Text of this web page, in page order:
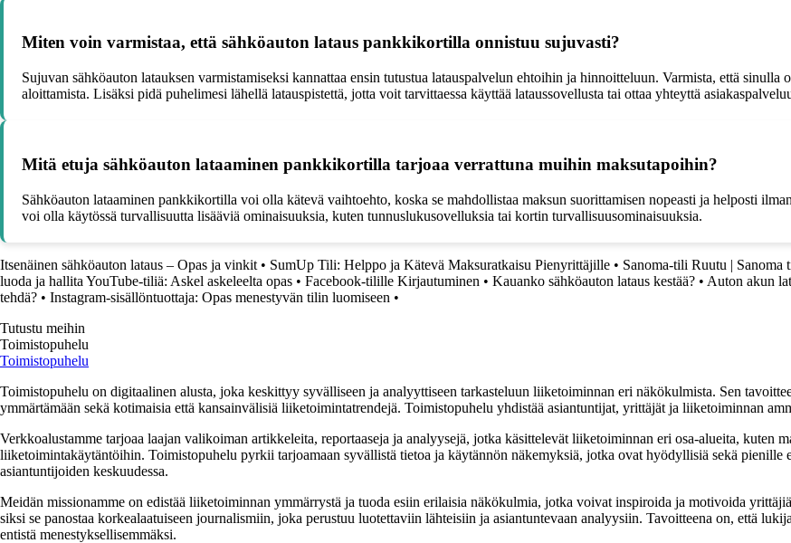
Miten voin varmistaa, että sähköauton lataus pankkikortilla onnistuu sujuvasti?
Sujuvan sähköauton latauksen varmistamiseksi kannattaa ensin tutustua latauspalvelun ehtoihin ja hinnoitteluun. Varmista, että
aloittamista. Lisäksi pidä puhelimesi lähellä latauspistettä, jotta voit tarvittaessa käyttää lataussovellusta tai ottaa yhteyttä
Mitä etuja sähköauton lataaminen pankkikortilla tarjoaa verrattuna muihin maksutapoihin?
Sähköauton lataaminen pankkikortilla voi olla kätevä vaihtoehto, koska se mahdollistaa maksun suorittamisen nopeasti ja helposti
voi olla käytössä turvallisuutta lisääviä ominaisuuksia, kuten tunnuslukusovelluksia tai kortin turvallisuusominaisuuksia.
Itsenäinen sähköauton lataus – Opas ja vinkit • SumUp Tili: Helppo ja Kätevä Maksuratkaisu Pienyrittäjille • Sanoma-tili Ruutu | Sanoma
luoda ja hallita YouTube-tiliä: Askel askeleelta opas • Facebook-tilille Kirjautuminen • Kauanko sähköauton lataus kestää? • Auton akun
tehdä? • Instagram-sisällöntuottaja: Opas menestyvän tilin luomiseen •
Tutustu meihin
Toimistopuhelu
Toimistopuhelu
Toimistopuhelu on digitaalinen alusta, joka keskittyy syvälliseen ja analyyttiseen tarkasteluun liiketoiminnan eri näkökulmista. Sen
ymmärtämään sekä kotimaisia että kansainvälisiä liiketoimintatrendejä. Toimistopuhelu yhdistää asiantuntijat, yrittäjät ja liiketoiminnan
Verkkoalustamme tarjoaa laajan valikoiman artikkeleita, reportaaseja ja analyysejä, jotka käsittelevät liiketoiminnan eri osa-alueita,
liiketoimintakäytäntöihin. Toimistopuhelu pyrkii tarjoamaan syvällistä tietoa ja käytännön näkemyksiä, jotka ovat hyödyllisiä sekä pienille
asiantuntijoiden keskuudessa.
Meidän missionamme on edistää liiketoiminnan ymmärrystä ja tuoda esiin erilaisia näkökulmia, jotka voivat inspiroida ja motivoida
siksi se panostaa korkealaatuiseen journalismiin, joka perustuu luotettaviin lähteisiin ja asiantuntevaan analyysiin. Tavoitteena on, että
entistä menestyksellisemmäksi.